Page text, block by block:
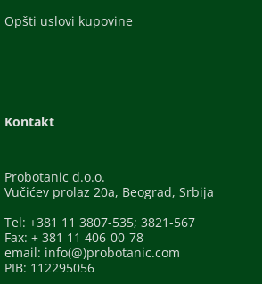
Opšti uslovi kupovine
Kontakt
Probotanic d.o.o.
Vučićev prolaz 20a, Beograd, Srbija
Tel: +381 11 3807-535; 3821-567
Fax: + 381 11 406-00-78
email: info(@)probotanic.com
PIB: 112295056